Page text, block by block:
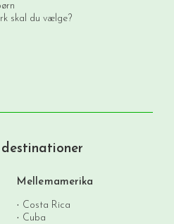
skal du vælge?
Mellemamerika
Costa Rica
Cuba